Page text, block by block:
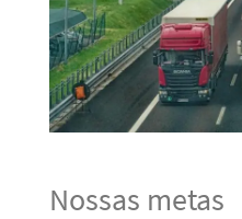
Nossas metas